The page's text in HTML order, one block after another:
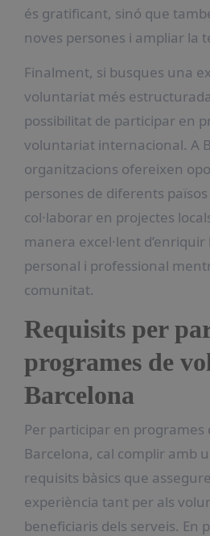
és gratificant, sinó que
noves persones i ampliar la
Finalment, si busques una
voluntariat més
possibilitat de participar en
voluntariat internacional. A
organitzacions ofereixen
persones de diferents
col·laborar en projectes
manera excel·lent
personal i professional
comunitat.
Requisits per
programes de
Barcelona
Per participar en
Barcelona, cal complir amb
requisits bàsics que
experiència tant per als
beneficiaris dels serveis. En